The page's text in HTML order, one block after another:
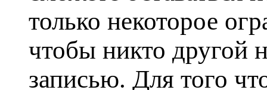
только некоторое
чтобы никто другой
записью. Для того